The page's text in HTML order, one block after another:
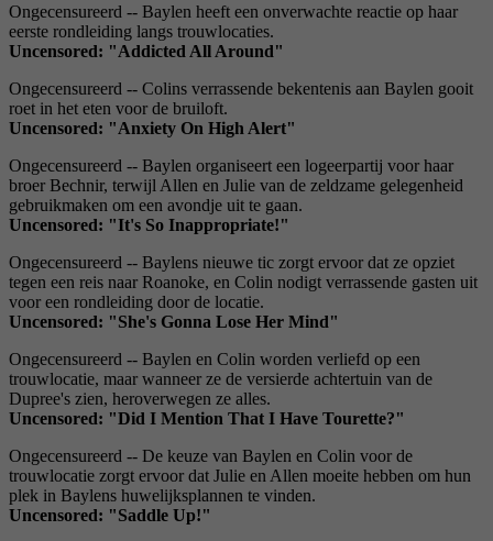
Ongecensureerd -- Baylen heeft een onverwachte reactie op haar
eerste rondleiding langs trouwlocaties.
Uncensored: "Addicted All Around"
Ongecensureerd -- Colins verrassende bekentenis aan Baylen gooit
roet in het eten voor de bruiloft.
Uncensored: "Anxiety On High Alert"
Ongecensureerd -- Baylen organiseert een logeerpartij voor haar
broer Bechnir, terwijl Allen en Julie van de zeldzame gelegenheid
gebruikmaken om een ​​avondje uit te gaan.
Uncensored: "It's So Inappropriate!"
Ongecensureerd -- Baylens nieuwe tic zorgt ervoor dat ze opziet
tegen een reis naar Roanoke, en Colin nodigt verrassende gasten uit
voor een rondleiding door de locatie.
Uncensored: "She's Gonna Lose Her Mind"
Ongecensureerd -- Baylen en Colin worden verliefd op een
trouwlocatie, maar wanneer ze de versierde achtertuin van de
Dupree's zien, heroverwegen ze alles.
Uncensored: "Did I Mention That I Have Tourette?"
Ongecensureerd -- De keuze van Baylen en Colin voor de
trouwlocatie zorgt ervoor dat Julie en Allen moeite hebben om hun
plek in Baylens huwelijksplannen te vinden.
Uncensored: "Saddle Up!"